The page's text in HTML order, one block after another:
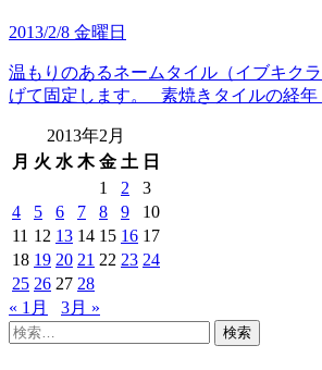
2013/2/8 金曜日
温もりのあるネームタイル（イブキク
げて固定します。 素焼きタイルの経
2013年2月
月 火 水 木 金 土 日
1
2
3
4
5 6 7 8 9
10
11 12 13 14 15 16 17
18 19 20 21 22 23 24
25 26 27 28
« 1月
3月 »
検